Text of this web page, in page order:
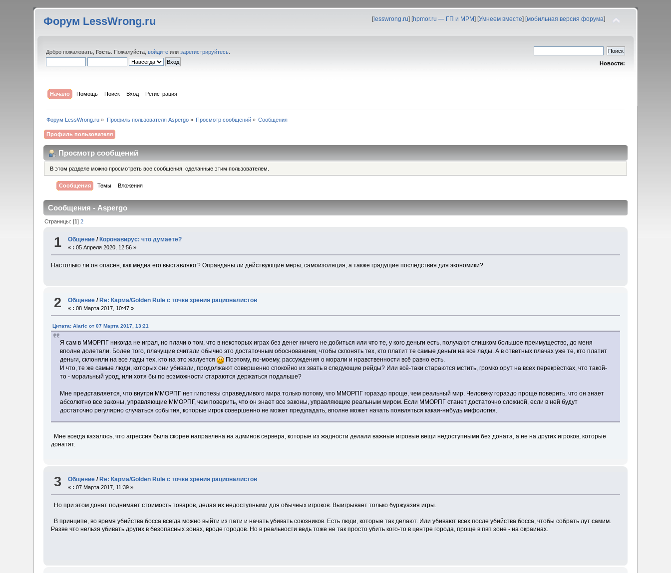
Форум LessWrong.ru [lesswrong.ru] [hpmor.ru — ГП и МРМ] [Умнеем вместе] [мобильная версия форума]
Добро пожаловать,Гость . Пожалуйста,войдите илизарегистрируйтесь
Новости:
Начало Помощь Поиск Вход Регистрация
Форум LessWrong.ru » Профиль пользователя Aspergo» Просмотр сообщений » Сообщения
Профиль пользователя
Просмотр сообщений
В этом разделе можно просмотреть все сообщения, сделанные этим пользователем.
Сообщения Темы Вложения
Сообщения - Aspergo
Страницы: [1]2
1 Общение / Коронавирус: что думаете?
« : 05 Апреля 2020, 12:56 »
Настолько ли он опасен, как медиа его выставляют? Оправданы ли действующие меры, самоизоляция, а также грядущие последствия для экономики?
2 Общение /Re: Карма/Golden Rule с точки зрения рационалистов
« : 08 Марта 2017, 10:47 »
Цитата: Alaric от 07 Марта 2017, 13:21
Я сам в ММОРПГ никогда не играл, но плачи о том, что в некоторых играх без денег ничего не добиться или что те, у кого деньги есть, получают слишком большое преимущество, до меня
вполне долетали. Более того, плачущие считали обычно это достаточным обоснованием, чтобы склонять тех, кто платит те самые деньги на все лады. А в ответных плачах уже те, кто платит
деньги, склоняли на все лады тех, кто на это жалуется
Поэтому, по-моему, рассуждения о морали и нравственности всё равно есть.
И что, те же самые люди, которых они убивали, продолжают совершенно спокойно их звать в следующие рейды? Или всё-таки стараются мстить, громко орут на всех перекрёстках, что такой-
то - моральный урод, или хотя бы по возможности стараются держаться подальше?
Мне представляется, что внутри ММОРПГ нет гипотезы справедливого мира только потому, что ММОРПГ гораздо проще, чем реальный мир. Человеку гораздо проще поверить, что он знает
абсолютно все законы, управляющие ММОРПГ, чем поверить, что он знает все законы, управляющие реальным миром. Если ММОРПГ станет достаточно сложной, если в ней будут
достаточно регулярно случаться события, которые игрок совершенно не может предугадать, вполне может начать появляться какая-нибудь мифология.
Мне всегда казалось, что агрессия была скорее направлена на админов сервера, которые из жадности делали важные игровые вещи недоступными без доната, а не на других игроков, которые
донатят.
3 Общение /Re: Карма/Golden Rule с точки зрения рационалистов
« : 07 Марта 2017, 11:39 »
Но при этом донат поднимает стоимость товаров, делая их недоступными для обычных игроков. Выигрывает только буржуазия игры.
В принципе, во время убийства босса всегда можно выйти из пати и начать убивать союзников. Есть люди, которые так делают. Или убивают всех после убийства босса, чтобы собрать лут самим.
Разве что нельзя убивать других в безопасных зонах, вроде городов. Но в реальности ведь тоже не так просто убить кого-то в центре города, проще в пвп зоне - на окраинах.